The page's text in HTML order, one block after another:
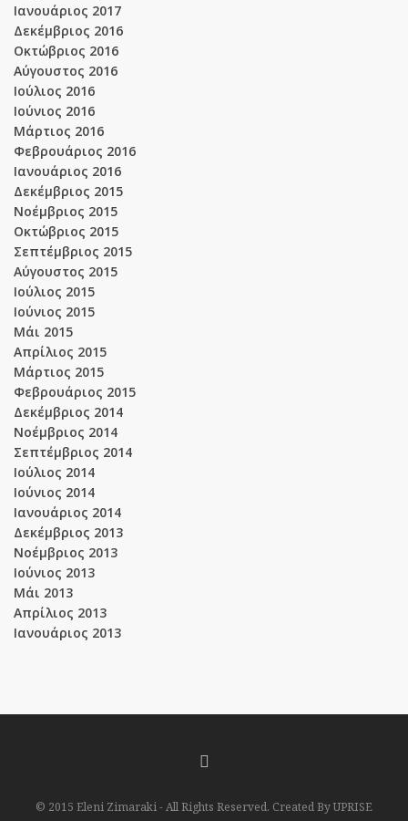
Ιανουάριος 2017
Δεκέμβριος 2016
Οκτώβριος 2016
Αύγουστος 2016
Ιούλιος 2016
Ιούνιος 2016
Μάρτιος 2016
Φεβρουάριος 2016
Ιανουάριος 2016
Δεκέμβριος 2015
Νοέμβριος 2015
Οκτώβριος 2015
Σεπτέμβριος 2015
Αύγουστος 2015
Ιούλιος 2015
Ιούνιος 2015
Μάι 2015
Απρίλιος 2015
Μάρτιος 2015
Φεβρουάριος 2015
Δεκέμβριος 2014
Νοέμβριος 2014
Σεπτέμβριος 2014
Ιούλιος 2014
Ιούνιος 2014
Ιανουάριος 2014
Δεκέμβριος 2013
Νοέμβριος 2013
Ιούνιος 2013
Μάι 2013
Απρίλιος 2013
Ιανουάριος 2013
© 2015 Eleni Zimaraki - All Rights Reserved. Created By UPRISE